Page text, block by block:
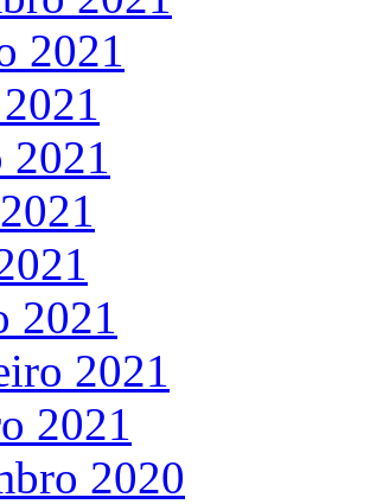
2021
2021
2021
2021
2021
2020